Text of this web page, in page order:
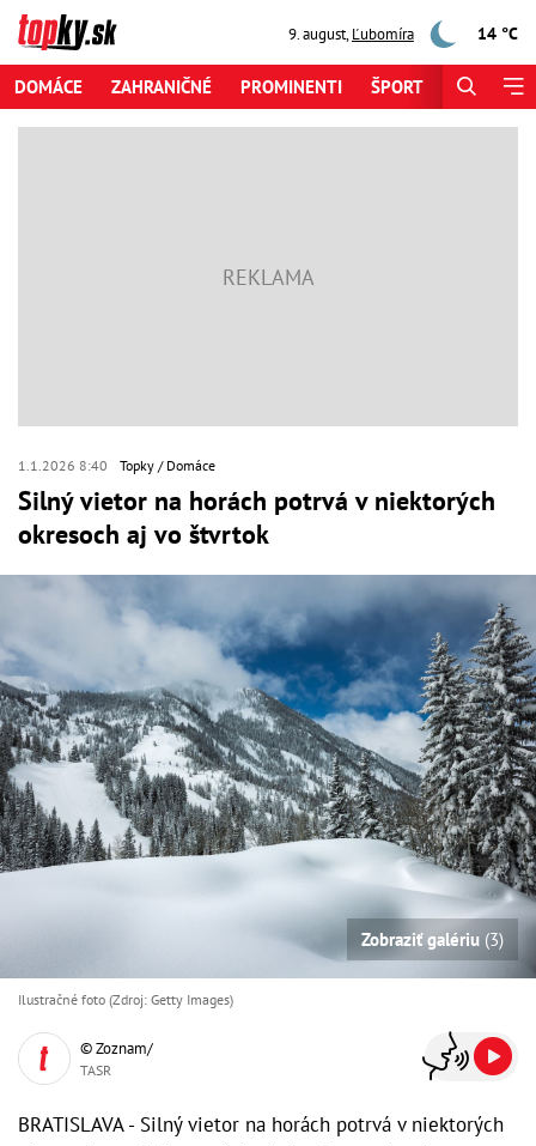
9. august,Ľubomíra 14 °C
DOMÁCE ZAHRANIČNÉ PROMINENTI ŠPORT
1.1.2026 8:40 Topky Domáce
Silný vietor na horách potrvá v niektorých
okresoch aj vo štvrtok
Zobraziť galériu (3)
Ilustračné foto (Zdroj: Getty Images)
© Zoznam/
TASR
BRATISLAVA - Silný vietor na horách potrvá v niektorých